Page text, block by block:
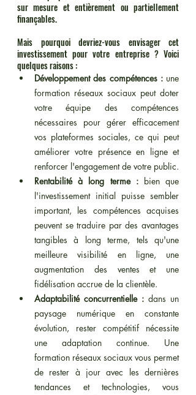
sur mesure et entièrement ou partiellement
finançables.
Mais pourquoi devriez-vous envisager cet
investissement pour votre entreprise ? Voici
quelques raisons :
Développement des compétences : une
formation réseaux sociaux peut doter
votre équipe des compétences
nécessaires pour gérer efficacement
vos plateformes sociales, ce qui peut
améliorer votre présence en ligne et
renforcer l'engagement de votre public.
Rentabilité à long terme : bien que
l'investissement initial puisse sembler
important, les compétences acquises
peuvent se traduire par des avantages
tangibles à long terme, tels qu'une
meilleure visibilité en ligne, une
augmentation des ventes et une
fidélisation accrue de la clientèle.
Adaptabilité concurrentielle : dans un
paysage numérique en constante
évolution, rester compétitif nécessite
une adaptation continue. Une
formation réseaux sociaux vous permet
de rester à jour avec les dernières
tendances et technologies, vous